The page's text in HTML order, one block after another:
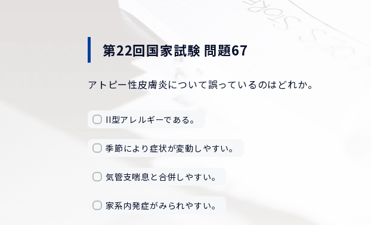
第22回国家試験 問題67
アトピー性皮膚炎について誤っているのはどれか。
II型アレルギーである。
季節により症状が変動しやすい。
気管支喘息と合併しやすい。
家系内発症がみられやすい。